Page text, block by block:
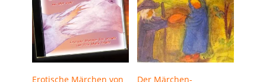
Erotische Märchen von
Der Märchen-